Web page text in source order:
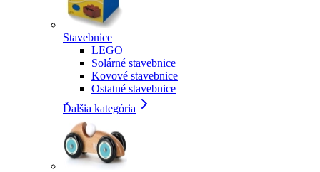
Stavebnice
LEGO
Solárné stavebnice
Kovové stavebnice
Ostatné stavebnice
Ďalšia kategória